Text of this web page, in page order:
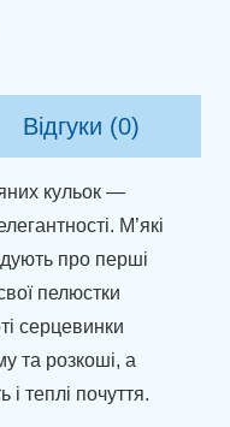
Відгуки (0)
кульок —
М’які
про перші
пелюстки
серцевинки
та розкоші, а
і теплі почуття.